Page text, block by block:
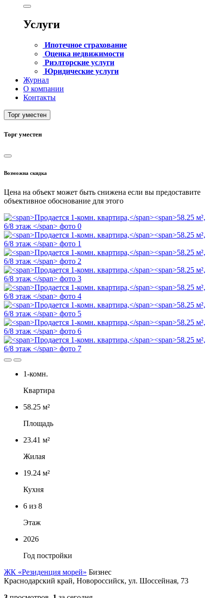
Услуги
Ипотечное страхование
Оценка недвижимости
Риэлторские услуги
Юридические услуги
Журнал
О компании
Контакты
Торг уместен
Торг уместен
Возможна скидка
Цена на объект может быть снижена если вы предоставите
объективное обоснование для этого
1-комн.
Квартира
58.25 м²
Площадь
23.41 м²
Жилая
19.24 м²
Кухня
6 из 8
Этаж
2026
Год постройки
ЖК «Резиденция морей» Бизнес
Краснодарский край, Новороссийск, ул. Шоссейная, 73